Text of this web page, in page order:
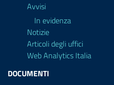
Avvisi
In evidenza
Notizie
Articoli degli uffici
Web Analytics Italia
DOCUMENTI